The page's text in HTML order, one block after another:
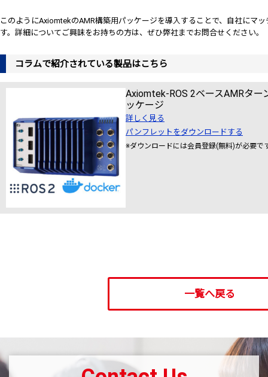
このようにAxiomtekのAMR構築用パッケージを導入することで、自社にマ
す。詳細についてご興味をお持ちの方は、ぜひ弊社までお問合せください。
コラムで紹介されている製品はこちら
Axiomtek-ROS 2ベースAMRタ
ッケージ
詳しく見る
パンフレットをダウンロードする
※ダウンロードには会員登録(無料)が必要で
一覧へ戻る